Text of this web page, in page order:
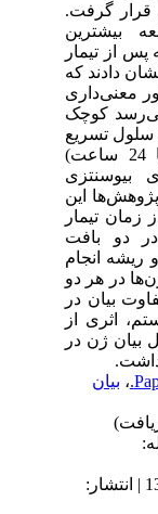
از تیمار
دادند که
کوچک
تسریع
کرده تا در کوتاه‌ترین زمان (6 تا 24 ساعت)
این
از زمان تیمار
بافت
انجام
در هر دو
بیان در
اثری از
ژن در
،بیان
12/8 | پذیرش: 1394/3/6 | انتشار: